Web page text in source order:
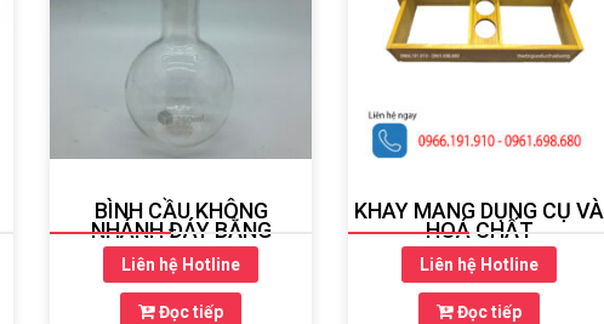
BÌNH CẦU KHÔNG
NHÁNH ĐÁY BẰNG
Liên hệ Hotline
Đọc tiếp
KHAY MANG DỤNG CỤ VÀ
HOÁ CHẤT
Liên hệ Hotline
Đọc tiếp